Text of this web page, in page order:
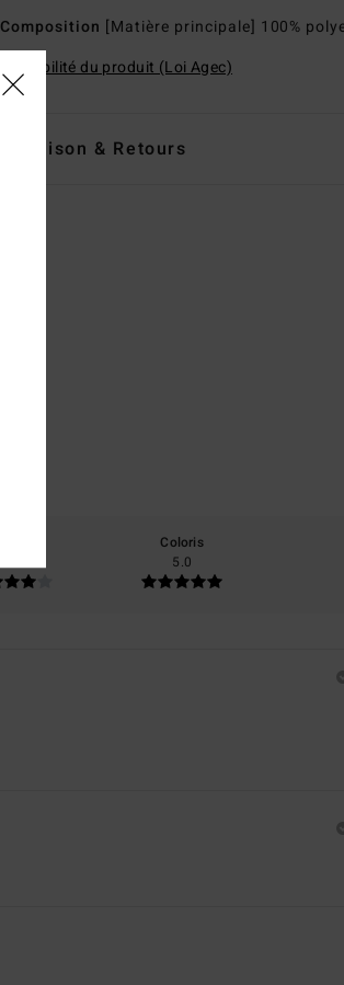
Composition [Matière principale] 100%
Traçabilité du produit (Loi Agec)
Livraison & Retours
Coloris
5.0